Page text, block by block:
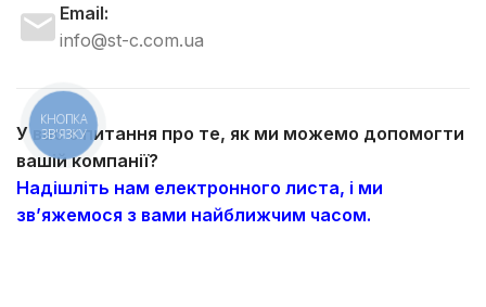
Email:
info@st-c.com.ua
У вас є питання про те, як ми можемо допомогти
вашій компанії?
Надішліть нам електронного листа, і ми
зв’яжемося з вами найближчим часом.
КНОПКА
ЗВ'ЯЗКУ